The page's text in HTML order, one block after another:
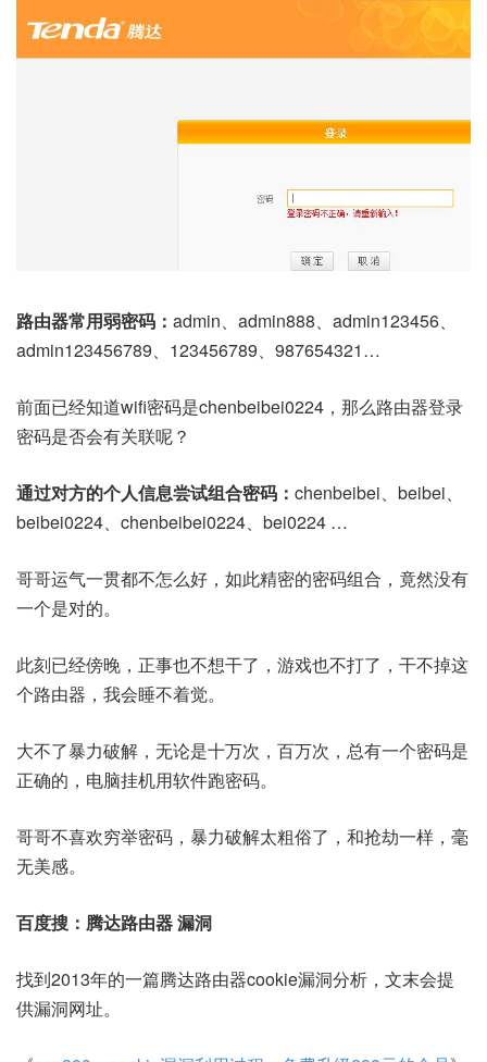
路由器常用弱密码： admin、admin888、admin123456、
admin123456789、123456789、987654321…
前面已经知道wifi密码是chenbeibei0224，那么路由器登录
密码是否会有关联呢？
通过对方的个人信息尝试组合密码： chenbeibei、beibei、
beibei0224、chenbeibei0224、bei0224 …
哥哥运气一贯都不怎么好，如此精密的密码组合，竟然没有
一个是对的。
此刻已经傍晚，正事也不想干了，游戏也不打了，干不掉这
个路由器，我会睡不着觉。
大不了暴力破解，无论是十万次，百万次，总有一个密码是
正确的，电脑挂机用软件跑密码。
哥哥不喜欢穷举密码，暴力破解太粗俗了，和抢劫一样，毫
无美感。
百度搜：腾达路由器 漏洞
找到2013年的一篇腾达路由器cookie漏洞分析，文末会提
供漏洞网址。